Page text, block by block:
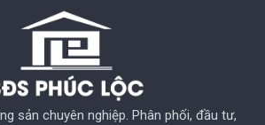
sản chuyên nghiệp. Phân phối, đầu tư,